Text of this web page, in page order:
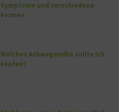
Symptome und verschiedene
Formen
Welches Ashwagandha sollte ich
kaufen?